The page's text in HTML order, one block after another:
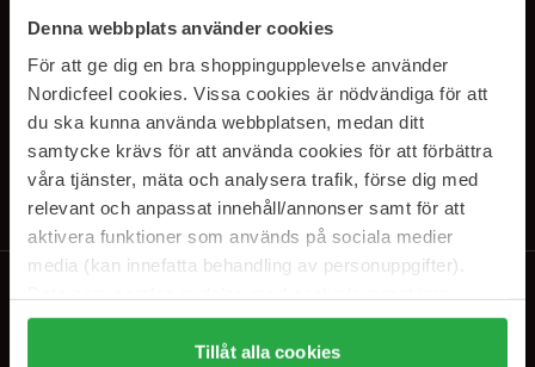
Denna webbplats använder cookies
För att ge dig en bra shoppingupplevelse använder
Nordicfeel cookies. Vissa cookies är nödvändiga för att
du ska kunna använda webbplatsen, medan ditt
samtycke krävs för att använda cookies för att förbättra
våra tjänster, mäta och analysera trafik, förse dig med
relevant och anpassat innehåll/annonser samt för att
aktivera funktioner som används på sociala medier
media (kan innefatta behandling av personuppgifter).
Genom att trycka på "Tillåt alla cookies" accepterar du
alla cookies, medan du under "Detaljer" kan anpassa
Tillåt alla cookies
PRENUMERERA PÅ VÅRA
NYHETSBREV
Genom att prenumerera accepterar du vårIntegritetspolicy.
Avprenumerera när som helst.